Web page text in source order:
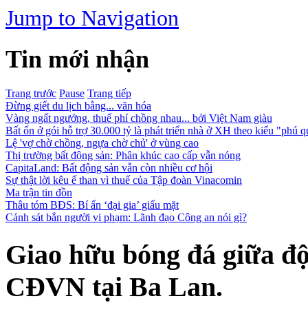
Jump to Navigation
Tin mới nhận
Trang trước Pause Trang tiếp
Đừng giết du lịch bằng... văn hóa
Vàng ngất ngưởng, thuế phí chồng nhau... bởi Việt Nam giàu
Bất ổn ở gói hỗ trợ 30.000 tỷ là phát triển nhà ở XH theo kiểu "phú
Lệ 'vợ chờ chồng, ngựa chờ chủ' ở vùng cao
Thị trường bất động sản: Phân khúc cao cấp vẫn nóng
CapitaLand: Bất động sản vẫn còn nhiều cơ hội
Sự thật lời kêu ế than vì thuế của Tập đoàn Vinacomin
Ma trận tin đồn
Thâu tóm BĐS: Bí ấn ‘đại gia’ giấu mặt
Cảnh sát bắn người vi phạm: Lãnh đạo Công an nói gì?
Giao hữu bóng đá giữa
CĐVN tại Ba Lan.